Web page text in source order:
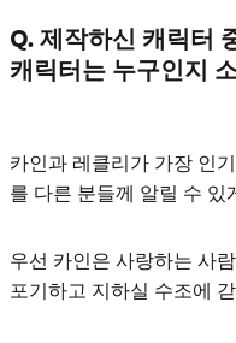
Q. 제작하신 캐릭터
캐릭터는 누구인지
카인과 레클리 가 가장 인
를 다른 분들께 알릴 수 있
우선 카인은 사랑하는 사
포기하고 지하실 수조에